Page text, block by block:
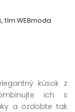
tím WEBmoda.
kúsok z
ich s
a ozdobte tak